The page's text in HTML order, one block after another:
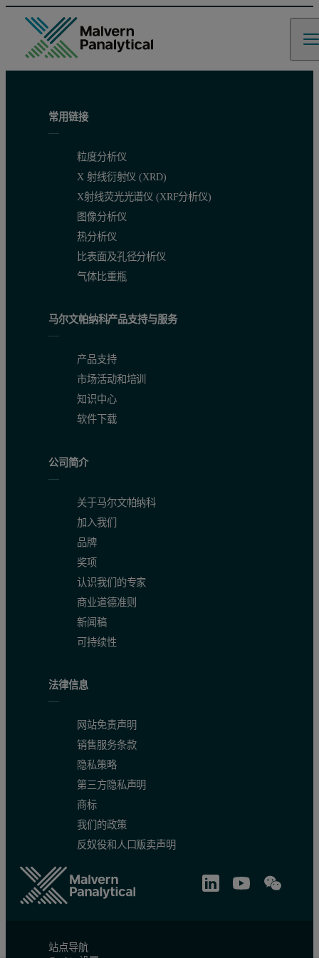
常用链接
粒度分析仪
X 射线衍射仪 (XRD)
X射线荧光光谱仪 (XRF分析仪)
图像分析仪
热分析仪
比表面及孔径分析仪
气体比重瓶
马尔文帕纳科产品支持与服务
产品支持
市场活动和培训
知识中心
软件下载
公司简介
关于马尔文帕纳科
加入我们
品牌
奖项
认识我们的专家
商业道德准则
新闻稿
可持续性
法律信息
网站免责声明
销售服务条款
隐私策略
第三方隐私声明
商标
我们的政策
反奴役和人口贩卖声明
站点导航